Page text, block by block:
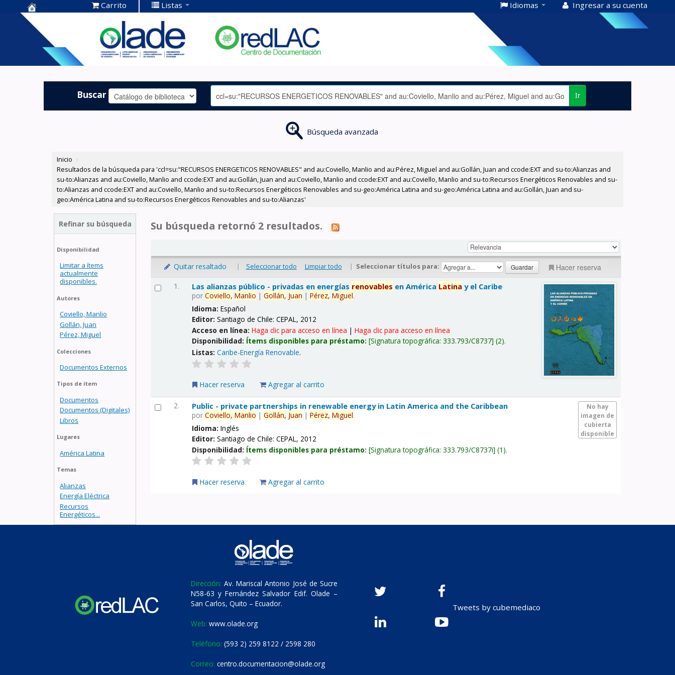
Centro de
Documentación
OLADE -
Carrito Listas Idiomas Ingresar a su cuenta
Buscar Ir
Búsqueda avanzada
Inicio ›
Resultados de la búsqueda para 'ccl=su:"RECURSOS ENERGETICOS RENOVABLES" and au:Coviello, Manlio and au:Pérez, Miguel and au:Gollán, Juan and ccode:EXT and su-to:Alianzas and
su-to:Alianzas and au:Coviello, Manlio and ccode:EXT and au:Gollán, Juan and au:Coviello, Manlio and ccode:EXT and au:Coviello, Manlio and su-to:Recursos Energéticos Renovables and su-
to:Alianzas and ccode:EXT and au:Coviello, Manlio and su-to:Recursos Energéticos Renovables and su-geo:América Latina and su-geo:América Latina and au:Gollán, Juan and su-
geo:América Latina and su-to:Recursos Energéticos Renovables and su-to:Alianzas'
Refinar su búsqueda
Disponibilidad
Limitar a ítems
actualmente
disponibles.
Autores
Coviello, Manlio
Gollán, Juan
Pérez, Miguel
Colecciones
Documentos Externos
Tipos de ítem
Documentos
Documentos (Digitales)
Libros
Lugares
América Latina
Temas
Alianzas
Energía Eléctrica
Recursos
Energéticos...
Su búsqueda retornó 2 resultados.
Quitar resaltado | Seleccionar todo Limpiar todo | Seleccionar títulos para: Hacer reserva
1. Las alianzas público - privadas en energías renovables en América Latina y el Caribe
porCoviello, Manlio |Gollán, Juan |Pérez, Miguel.
Idioma:Español
Editor:Santiago de Chile: CEPAL, 2012
Acceso en línea:Haga clic para acceso en línea |Haga clic para acceso en línea
Disponibilidad: Ítems disponibles para préstamo: Signatura topográfica:333.793/C8737 (2).
Listas: Caribe-Energía Renovable.
Hacer reserva Agregar al carrito
2.
No hay
imagen de
cubierta
disponible
Public - private partnerships in renewable energy in Latin America and the Caribbean
porCoviello, Manlio |Gollán, Juan |Pérez, Miguel.
Idioma:Inglés
Editor:Santiago de Chile: CEPAL, 2012
Disponibilidad: Ítems disponibles para préstamo: Signatura topográfica:333.793/C8737i (1).
Hacer reserva Agregar al carrito
Dirección: Av. Mariscal Antonio José de Sucre
N58-63 y Fernández Salvador Edif. Olade –
San Carlos, Quito – Ecuador.
Web: www.olade.org
Teléfono: (593 2) 259 8122 / 2598 280
Correo: centro.documentacion@olade.org
Tweets by cubemediaco